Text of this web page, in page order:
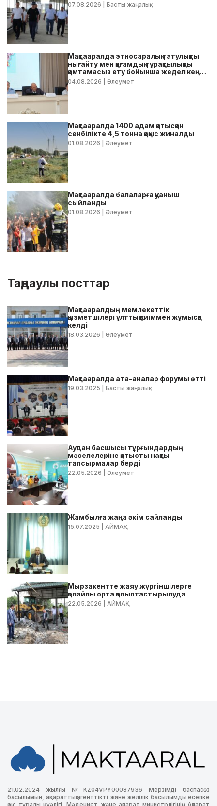
07.08.2026 | Басты жаңалық
Мақтааралда этносаралық татулықты
нығайту мен қоғамдық тұрақтылықты
қамтамасыз ету бойынша жедел кеңес
өтті
04.08.2026 | Әлеумет
Мақтааралда 1400 адам қатысқан
сенбілікте 4,5 тонна қоқыс жиналды
01.08.2026 | Әлеумет
Мақтааралда балаларға қуаныш
сыйланды
01.08.2026 | Әлеумет
Таңдаулы посттар
Мақтааралдың мемлекеттік
қызметшілері ұлттық киіммен жұмысқа
келді
18.03.2026 | Әлеумет
Мақтааралда ата-аналар форумы өтті
19.03.2025 | Басты жаңалық
Аудан басшысы тұрғындардың
мәселелеріне қатысты нақты
тапсырмалар берді
22.05.2026 | Әлеумет
Жамбылға жаңа әкім сайланды
15.07.2025 | АЙМАҚ
Мырзакентте жаяу жүргіншілерге
қолайлы орта қалыптастырылуда
22.05.2026 | АЙМАҚ
21.02.2024 жылғы №KZ04VPY00087936 Мерзімді баспасөз
басылымын, ақпараттық агенттікті және желілік басылымды есепке
қою туралы куәлігі, Мәдениет және ақпарат министрлігінің Ақпарат